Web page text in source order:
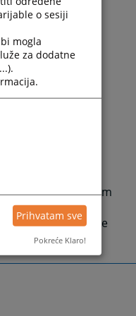
elektonskom
sa
dostavljanje
o sesiji
mogla
za dodatne
Prihvatam sve
Pokreće Klaro!